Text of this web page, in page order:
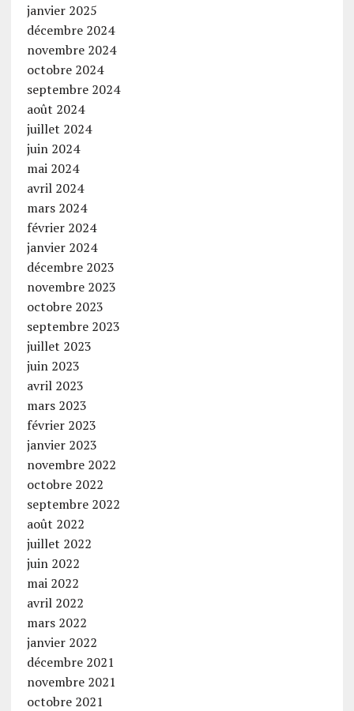
janvier 2025
décembre 2024
novembre 2024
octobre 2024
septembre 2024
août 2024
juillet 2024
juin 2024
mai 2024
avril 2024
mars 2024
février 2024
janvier 2024
décembre 2023
novembre 2023
octobre 2023
septembre 2023
juillet 2023
juin 2023
avril 2023
mars 2023
février 2023
janvier 2023
novembre 2022
octobre 2022
septembre 2022
août 2022
juillet 2022
juin 2022
mai 2022
avril 2022
mars 2022
janvier 2022
décembre 2021
novembre 2021
octobre 2021